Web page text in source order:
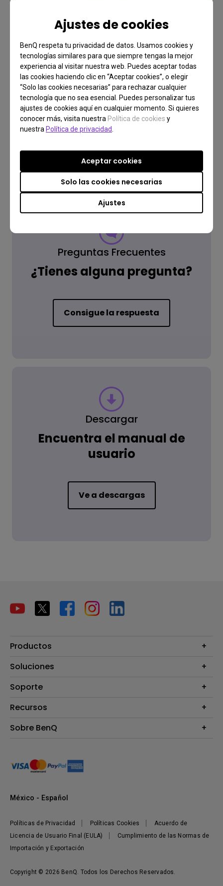
Ajustes de cookies
BenQ respeta tu privacidad de datos. Usamos cookies y
tecnologías similares para que siempre tengas la mejor
experiencia al visitar nuestra web. Puedes aceptar todas
las cookies haciendo clic en “Aceptar cookies”, o elegir
“Solo las cookies necesarias” para rechazar cualquier
tecnología que no sea esencial. Puedes personalizar tus
ajustes de cookies aquí en cualquier momento. Si quieres
conocer más, visita nuestra Política de cookies y
nuestra Política de privacidad
Ajustes
Solo las cookies necesarias
Aceptar cookies
Preguntas Frecuentes
¿Tienes alguna pregunta?
Consigue la respuesta
Descargar
Encuentra el manual de
usuario
Ve a descargas
Productos
Proyectores
Señalización Digital
Presentaciones Inalámbricas
Soluciones
B2B
Soporte
Preguntas Frecuentes
Términos y Condiciones
Recursos
Calculadora de Distancia (Proyectores)
Sobre BenQ
Sustentabilidad
Copyright © 2026 BenQ. Todos los Derechos Reservados.
Políticas de Privacidad Políticas Cookies
Acuerdo de
Licencia de Usuario Final (EULA)
Cumplimiento de las Normas de
Importación y Exportación
México - Español